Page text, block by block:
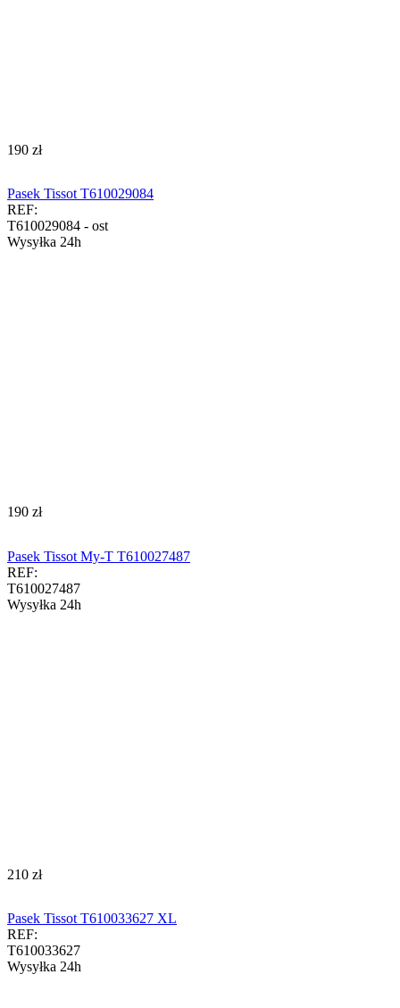
‍190‍ zł
Pasek Tissot T610029084
REF:
T610029084 - ost
Wysyłka 24h
‍190‍ zł
Pasek Tissot My-T T610027487
REF:
T610027487
Wysyłka 24h
‍210‍ zł
Pasek Tissot T610033627 XL
REF:
T610033627
Wysyłka 24h